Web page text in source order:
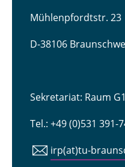
Mühlenpfordtstr. 23
D-38106
Sekretariat: Raum
Tel.: +49 (0)531 391-
irp(at)tu-